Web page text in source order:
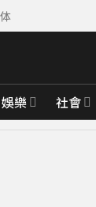
娛樂 社會